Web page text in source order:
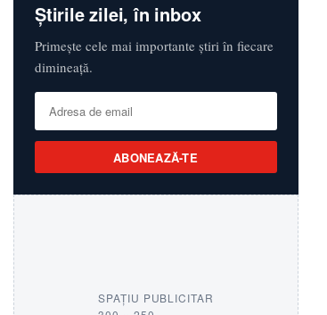
Știrile zilei, în inbox
Primește cele mai importante știri în fiecare
dimineață.
ABONEAZĂ-TE
SPAȚIU PUBLICITAR